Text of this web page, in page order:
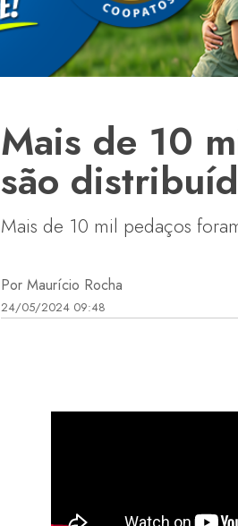
Mais de 10
são
Mais de 10 mil pedaços
Por Maurício Rocha
24/05/2024 09:48